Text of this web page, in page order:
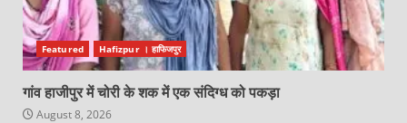
Featured Hafizpur । हाफिजपुर
गांव हाजीपुर में चोरी के शक में एक संदिग्ध को पकड़ा
August 8, 2026